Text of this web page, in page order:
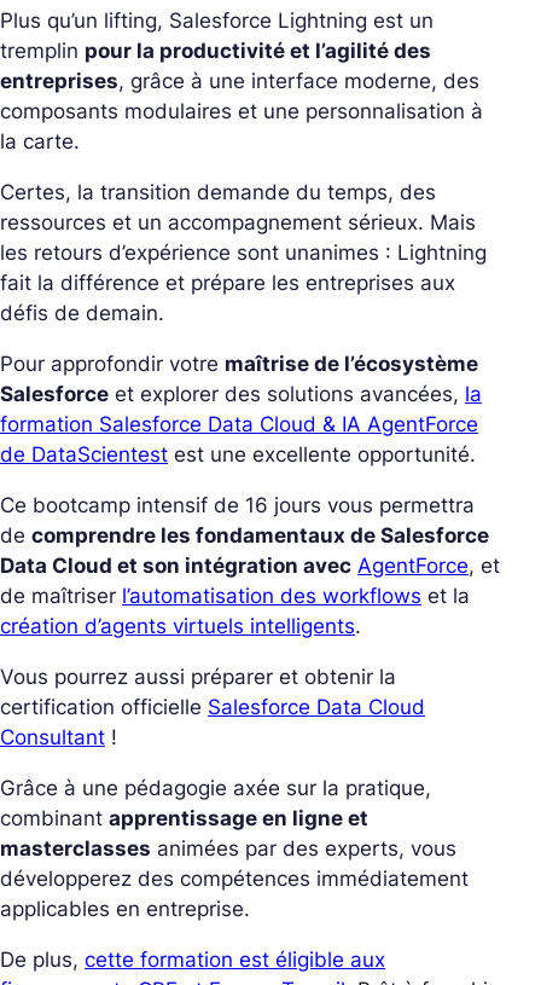
Plus qu’un lifting, Salesforce Lightning est un
tremplin pour la productivité et l’agilité des
entreprises, grâce à une interface moderne, des
composants modulaires et une personnalisation à
la carte.
Certes, la transition demande du temps, des
ressources et un accompagnement sérieux. Mais
les retours d’expérience sont unanimes : Lightning
fait la différence et prépare les entreprises aux
défis de demain.
Pour approfondir votre maîtrise de l’écosystème
Salesforce et explorer des solutions avancées, la
formation Salesforce Data Cloud & IA AgentForce
de DataScientest est une excellente opportunité.
Ce bootcamp intensif de 16 jours vous permettra
de comprendre les fondamentaux de Salesforce
Data Cloud et son intégration avec AgentForce, et
de maîtriser l’automatisation des workflows et la
création d’agents virtuels intelligents.
Vous pourrez aussi préparer et obtenir la
certification officielle Salesforce Data Cloud
Consultant !
Grâce à une pédagogie axée sur la pratique,
combinant apprentissage en ligne et
masterclasses animées par des experts, vous
développerez des compétences immédiatement
applicables en entreprise.
De plus, cette formation est éligible aux